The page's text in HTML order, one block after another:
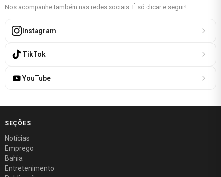
Nos acompanhe também nas redes sociais. É só clicar e seguir!
Instagram
TikTok
YouTube
SEÇÕES
Notícias
Emprego
Bahia
Entretenimento